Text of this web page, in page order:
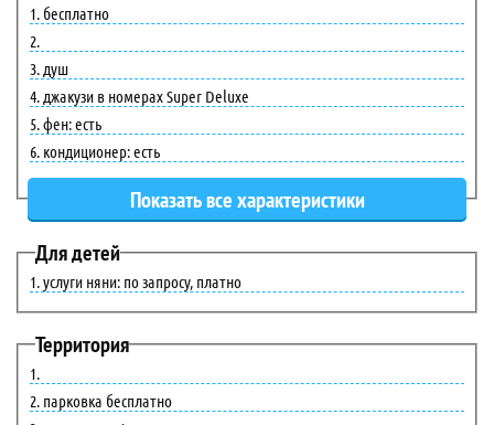
бесплатно
душ
джакузи в номерах Super Deluxe
фен: есть
кондиционер: есть
Для детей
услуги няни: по запросу, платно
Территория
парковка бесплатно